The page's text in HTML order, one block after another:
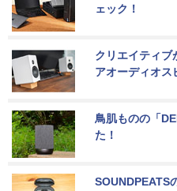
ェック！
クリエイティブ
アオーディオス
鳥肌ものの「
た！
SOUNDPEATS